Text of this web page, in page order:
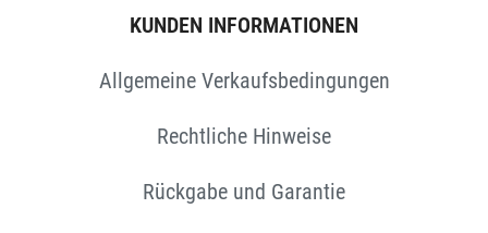
KUNDEN INFORMATIONEN
Allgemeine Verkaufsbedingungen
Rechtliche Hinweise
Rückgabe und Garantie